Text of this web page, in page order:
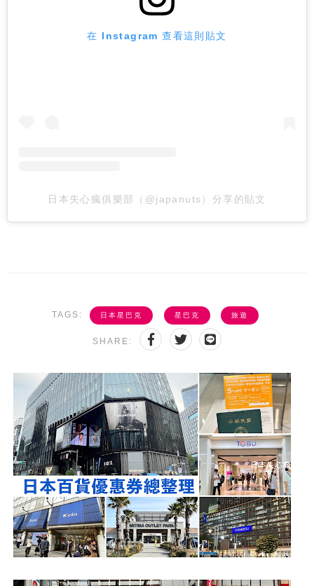
在 Instagram 查看這則貼文
日本失心瘋俱樂部（@japanuts）分享的貼文
TAGS: 日本星巴克 星巴克 旅遊
SHARE: